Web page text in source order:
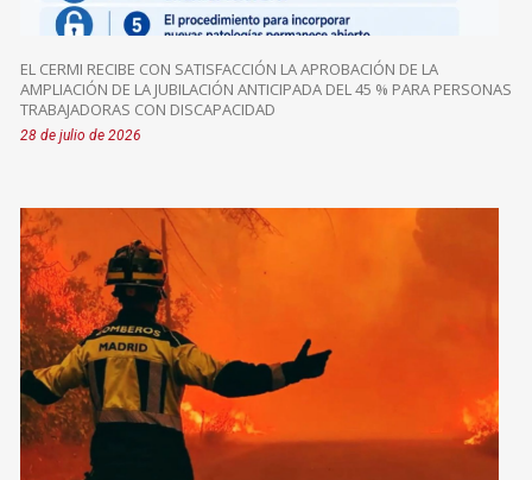
EL CERMI RECIBE CON SATISFACCIÓN LA APROBACIÓN DE LA
AMPLIACIÓN DE LA JUBILACIÓN ANTICIPADA DEL 45 % PARA PERSONAS
TRABAJADORAS CON DISCAPACIDAD
28 de julio de 2026